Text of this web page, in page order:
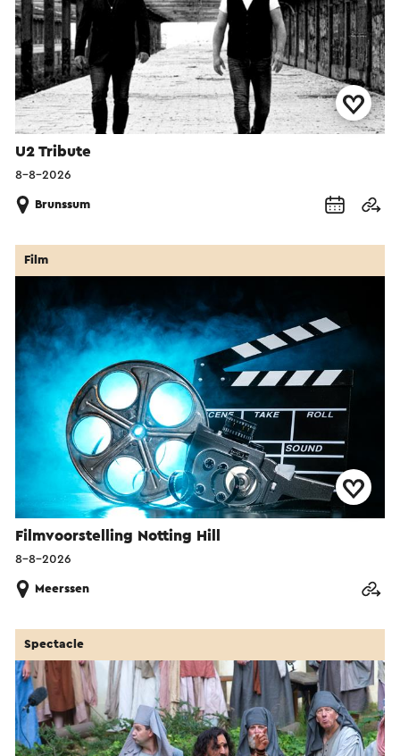
U2 Tribute
8-8-2026
Brunssum
Filmvoorstelling Notting Hill
Film
8-8-2026
Meerssen
Spectacle